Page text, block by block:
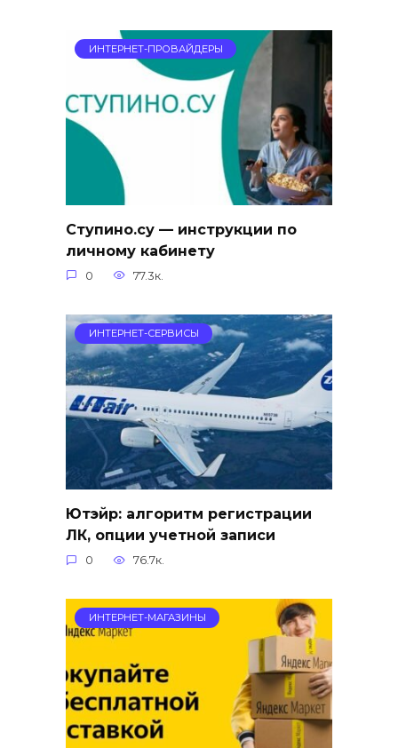
ИНТЕРНЕТ-ПРОВАЙДЕРЫ
Ступино.су — инструкции по
личному кабинету
0 77.3к.
ИНТЕРНЕТ-СЕРВИСЫ
Ютэйр: алгоритм регистрации
ЛК, опции учетной записи
0 76.7к.
ИНТЕРНЕТ-МАГАЗИНЫ